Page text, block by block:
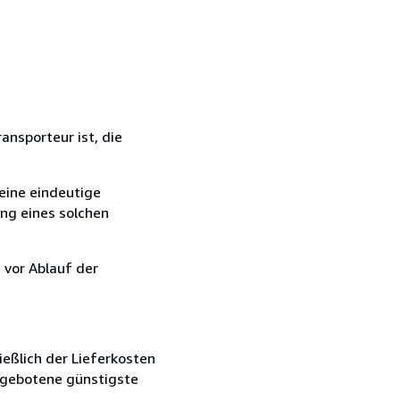
ist, die
eindeutige
eines solchen
Ablauf der
der Lieferkosten
günstigste